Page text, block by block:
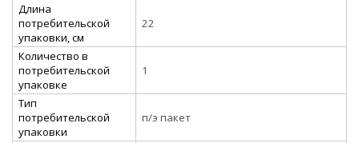
Длина
потребительской
упаковки, см
22
Количество в
потребительской
упаковке
1
Тип
потребительской
упаковки
п/э пакет